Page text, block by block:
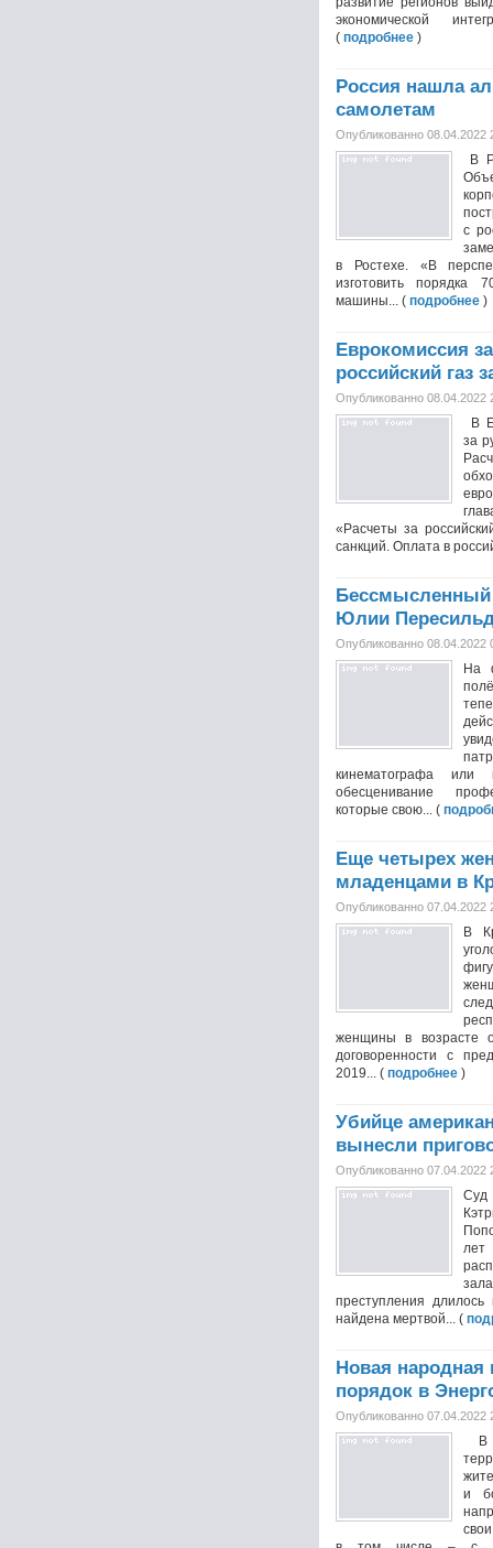
экономической
( подробнее )
Россия нашла
самолетам
Опубликованно 08.04.2022
В
с
в Ростехе. «В
изготовить порядка
машины... ( подробнее )
Еврокомиссия
российский газ
Опубликованно 08.04.2022
В
за
«Расчеты за
санкций. Оплата в
Бессмысленный
Юлии
Опубликованно 08.04.2022
На
кинематографа
обесценивание
которые свою... (
Еще четырех
младенцами в
Опубликованно 07.04.2022
В
женщины в возрасте
договоренности с
2019... ( подробнее )
Убийце
вынесли
Опубликованно 07.04.2022
Суд
преступления длилось
найдена мертвой... (
Новая народная
порядок в
Опубликованно 07.04.2022
В
и